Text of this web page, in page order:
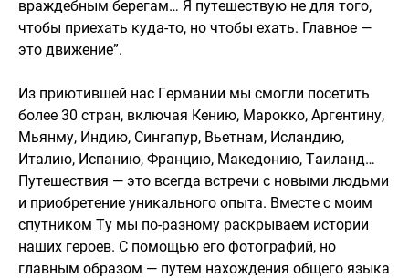
враждебным берегам… Я путешествую не для того,
чтобы приехать куда-то, но чтобы ехать. Главное —
это движение”.
Из приютившей нас Германии мы смогли посетить
более 30 стран, включая Кению, Марокко, Аргентину,
Мьянму, Индию, Сингапур, Вьетнам, Исландию,
Италию, Испанию, Францию, Македонию, Таиланд…
Путешествия — это всегда встречи с новыми людьми
и приобретение уникального опыта. Вместе с моим
спутником Ту мы по-разному раскрываем истории
наших героев. С помощью его фотографий, но
главным образом — путем нахождения общего языка